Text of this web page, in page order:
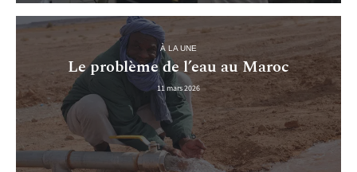
À LA UNE
Le problème de l’eau au Maroc
11 mars 2026